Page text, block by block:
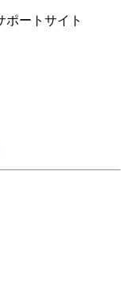
ポートサイト